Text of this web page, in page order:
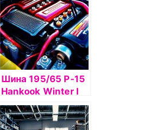
Шина 195/65 Р-15
Hankook Winter I
Pike RS2 W429 91Т
б/к шип